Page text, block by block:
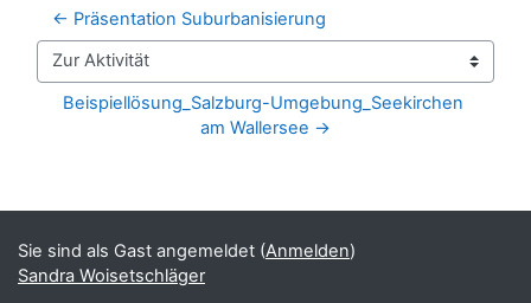
← Präsentation Suburbanisierung
Zur Aktivität
Beispiellösung_Salzburg-Umgebung_Seekirchen
am Wallersee →
Ergänzungsblöcke
Sie sind als Gast angemeldet (Anmelden)
Sandra Woisetschläger